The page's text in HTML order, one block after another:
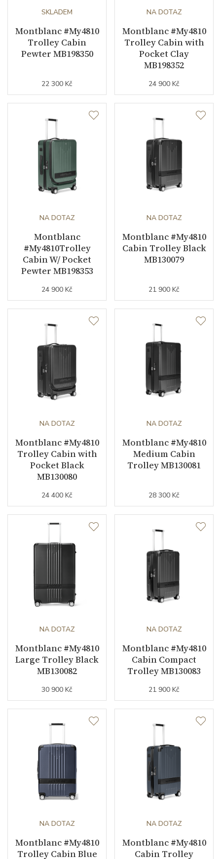
SKLADEM
Montblanc #My4810
Trolley Cabin
Pewter MB198350
22 300 Kč
NA DOTAZ
Montblanc #My4810
Trolley Cabin with
Pocket Clay
MB198352
24 900 Kč
NA DOTAZ
Montblanc
#My4810Trolley
Cabin W/ Pocket
Pewter MB198353
24 900 Kč
NA DOTAZ
Montblanc #My4810
Cabin Trolley Black
MB130079
21 900 Kč
NA DOTAZ
Montblanc #My4810
Trolley Cabin with
Pocket Black
MB130080
24 400 Kč
NA DOTAZ
Montblanc #My4810
Medium Cabin
Trolley MB130081
28 300 Kč
NA DOTAZ
Montblanc #My4810
Large Trolley Black
MB130082
30 900 Kč
NA DOTAZ
Montblanc #My4810
Cabin Compact
Trolley MB130083
21 900 Kč
NA DOTAZ
Montblanc #My4810
Trolley Cabin Blue
NA DOTAZ
Montblanc #My4810
Cabin Trolley